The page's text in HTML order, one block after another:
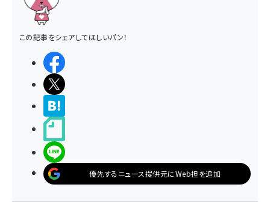
この記事をシェアしてほしいパン！
優先するニュース提供元にWeb担を追加